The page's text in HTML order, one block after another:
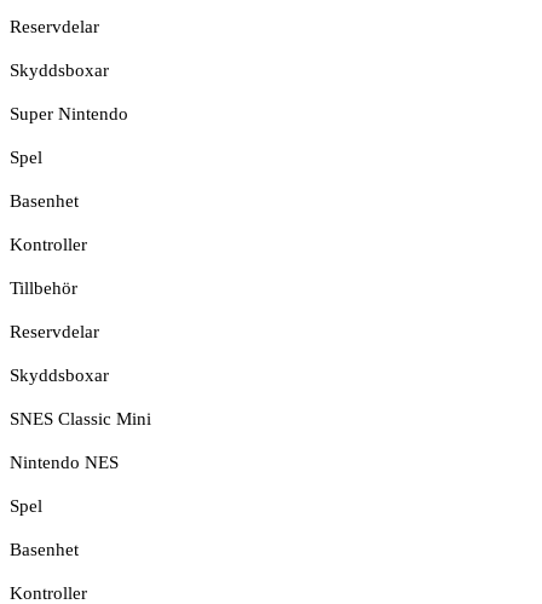
Reservdelar
Skyddsboxar
Super Nintendo
Spel
Basenhet
Kontroller
Tillbehör
Reservdelar
Skyddsboxar
SNES Classic Mini
Nintendo NES
Spel
Basenhet
Kontroller